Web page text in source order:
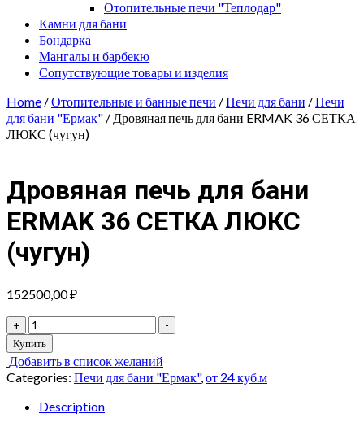
Отопительные печи "Теплодар"
Камни для бани
Бондарка
Мангалы и барбекю
Сопутствующие товары и изделия
Home /Отопительные и банные печи /Печи для бани /Печи
для бани "Ермак" / Дровяная печь для бани ERMAK 36 СЕТКА
ЛЮКС (чугун)
Дровяная печь для бани
ERMAK 36 СЕТКА ЛЮКС
(чугун)
152500,00₽
+
Дровяная
печь
для
бани
ERMAK
36
-
Купить
Добавить в список желаний
Categories: Печи для бани "Ермак", от 24 куб.м
Description